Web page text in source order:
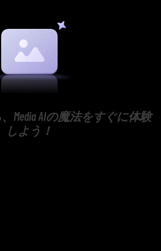
Media AIの魔法をすぐに体験
しよう！